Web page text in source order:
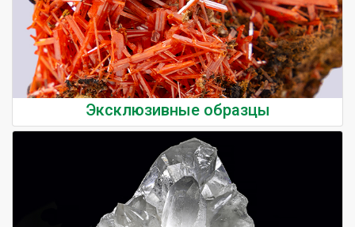
Эксклюзивные образцы